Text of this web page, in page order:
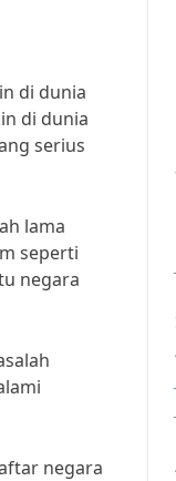
di dunia
di dunia
serius
lama
seperti
negara
negara